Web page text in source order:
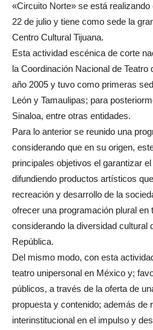
«Circuito Norte» se está
22 de julio y tiene como sede la
Centro Cultural Tijuana.
Esta actividad escénica de corte
la Coordinación Nacional de Teatro
año 2005 y tuvo como primeras
León y Tamaulipas; para
Sinaloa, entre otras entidades.
Para lo anterior se reunido una
considerando que en su origen,
principales objetivos el garantizar
difundiendo productos artísticos
recreación y desarrollo de la
ofrecer una programación plural en
considerando la diversidad cultural
República.
Del mismo modo, con esta
teatro unipersonal en México y;
públicos, a través de la oferta de
propuesta y contenido; además de
interinstitucional en el impulso y